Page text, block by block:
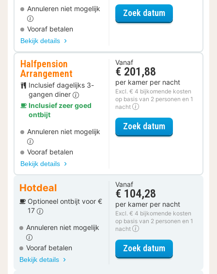
Annuleren niet mogelijk
Vooraf betalen
Bekijk details
Zoek datumvoor Relax
Halfpension
Arrangement
Inclusief dagelijks 3-
gangen diner
Inclusief zeer goed
ontbijt
Annuleren niet mogelijk
Vooraf betalen
Bekijk details
Vanaf
€ 201,88
per kamer per nacht
Excl. € 4 bijkomende kosten
op basis van 2 personen en 1
nacht
Zoek datumvoor
Hotdeal
Optioneel ontbijt voor €
17
Annuleren niet mogelijk
Vooraf betalen
Bekijk details
Vanaf
€ 104,28
per kamer per nacht
Excl. € 4 bijkomende kosten
op basis van 2 personen en 1
nacht
Zoek datumvoor Deluxe